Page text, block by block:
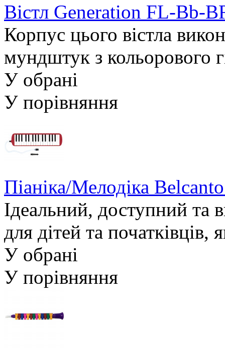
Вістл Generation FL-Bb-
Корпус цього вістла
мундштук з кольорового
У обрані
У порівняння
Піаніка/Мелодіка
Ідеальний, доступний та
для дітей та початківців,
У обрані
У порівняння